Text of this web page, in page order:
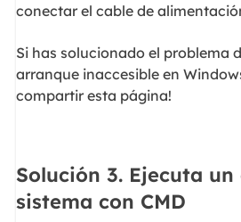
conectar el cable de
Si has solucionado el problema
arranque inaccesible en
compartir esta página!
Solución 3. Ejecuta un
sistema con CMD